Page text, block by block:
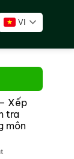
VI
Xếp
tra
môn